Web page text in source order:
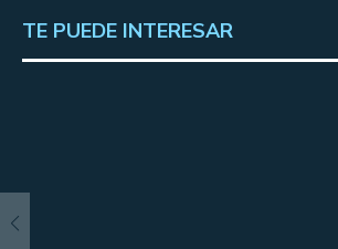
TE PUEDE INTERESAR